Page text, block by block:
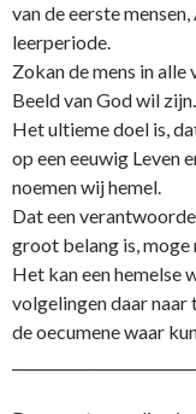
van de eerste
leerperiode.
Zokan de mens in
Beeld van God wil zijn.
Het ultieme doel is,
op een eeuwig Leven
noemen wij hemel.
Dat een
groot belang is, moge
Het kan een hemelse
volgelingen daar
de oecumene waar